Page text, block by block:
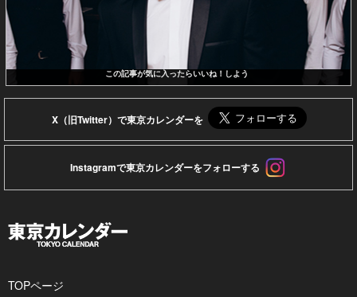
この記事が気に入ったらいいね！しよう
X（旧Twitter）で東京カレンダーを
Instagramで東京カレンダーをフォローする
TOPページ